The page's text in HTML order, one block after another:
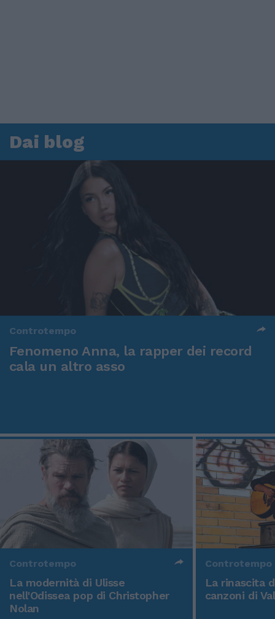
Dai blog
Controtempo
Fenomeno Anna, la rapper dei record
cala un altro asso
Controtempo
La modernità di Ulisse
nell'Odissea pop di Christopher
Nolan
Controtempo
La rinascita
canzoni di